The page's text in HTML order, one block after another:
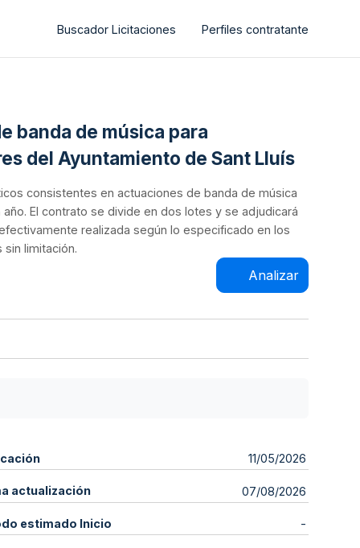
Buscador Licitaciones Perfiles contratante
banda de música para
del Ayuntamiento de Sant Lluís
consistentes en actuaciones de banda de música
El contrato se divide en dos lotes y se adjudicará
realizada según lo especificado en los
limitación.
Analizar
11/05/2026
actualización 07/08/2026
estimado Inicio -